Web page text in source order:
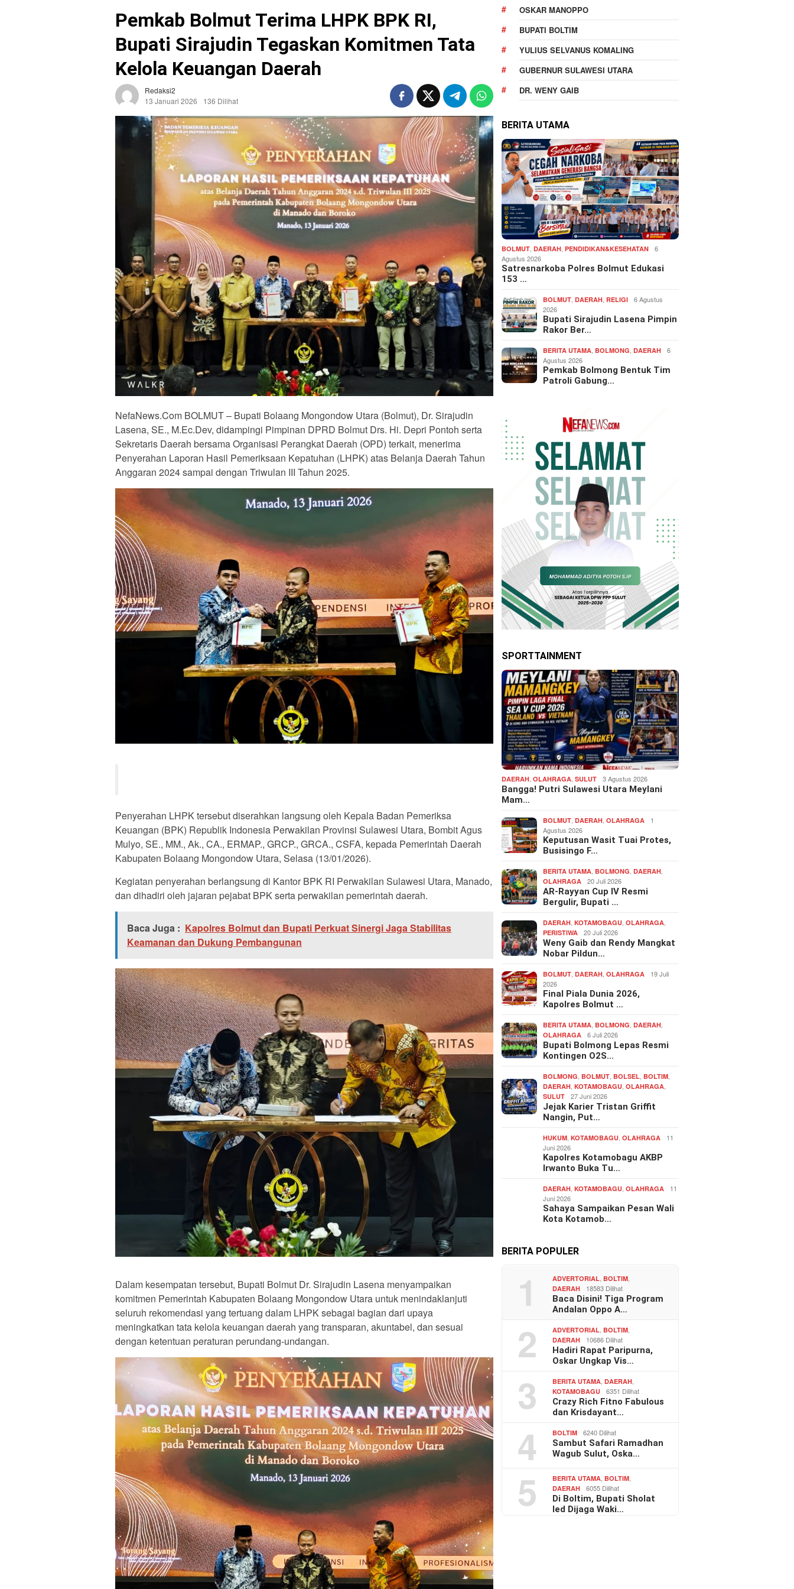
Pemkab Bolmut Terima LHPK BPK RI,
Bupati Sirajudin Tegaskan Komitmen Tata
Kelola Keuangan Daerah
Redaksi2
13 Januari 2026
136 Dilihat
NefaNews.Com BOLMUT – Bupati Bolaang Mongondow Utara (Bolmut), Dr. Sirajudin
Lasena, SE., M.Ec.Dev, didampingi Pimpinan DPRD Bolmut Drs. Hi. Depri Pontoh serta
Sekretaris Daerah bersama Organisasi Perangkat Daerah (OPD) terkait, menerima
Penyerahan Laporan Hasil Pemeriksaan Kepatuhan (LHPK) atas Belanja Daerah Tahun
Anggaran 2024 sampai dengan Triwulan III Tahun 2025.
Penyerahan LHPK tersebut diserahkan langsung oleh Kepala Badan Pemeriksa
Keuangan (BPK) Republik Indonesia Perwakilan Provinsi Sulawesi Utara, Bombit Agus
Mulyo, SE., MM., Ak., CA., ERMAP., GRCP., GRCA., CSFA, kepada Pemerintah Daerah
Kabupaten Bolaang Mongondow Utara, Selasa (13/01/2026).
Kegiatan penyerahan berlangsung di Kantor BPK RI Perwakilan Sulawesi Utara, Manado,
dan dihadiri oleh jajaran pejabat BPK serta perwakilan pemerintah daerah.
Baca Juga : Kapolres Bolmut dan Bupati Perkuat Sinergi Jaga Stabilitas
Keamanan dan Dukung Pembangunan
Dalam kesempatan tersebut, Bupati Bolmut Dr. Sirajudin Lasena menyampaikan
komitmen Pemerintah Kabupaten Bolaang Mongondow Utara untuk menindaklanjuti
seluruh rekomendasi yang tertuang dalam LHPK sebagai bagian dari upaya
meningkatkan tata kelola keuangan daerah yang transparan, akuntabel, dan sesuai
dengan ketentuan peraturan perundang-undangan.
OSKAR MANOPPO
BUPATI BOLTIM
YULIUS SELVANUS KOMALING
GUBERNUR SULAWESI UTARA
DR. WENY GAIB
BERITA UTAMA
BOLMUT ,DAERAH ,PENDIDIKAN&KESEHATAN
6
Agustus 2026
Satresnarkoba Polres Bolmut Edukasi
153 …
BOLMUT ,DAERAH ,RELIGI
6 Agustus
2026
Bupati Sirajudin Lasena Pimpin
Rakor Ber…
BERITA UTAMA BOLMONG ,DAERAH
6
Agustus 2026
Pemkab Bolmong Bentuk Tim
Patroli Gabung…
SPORTTAINMENT
DAERAH,OLAHRAGA,SULUT 3 Agustus 2026
Bangga! Putri Sulawesi Utara Meylani
Mam…
BOLMUT,DAERAH,OLAHRAGA
1
Agustus 2026
Keputusan Wasit Tuai Protes,
Busisingo F…
BERITA UTAMA, BOLMONG,DAERAH,
OLAHRAGA 20 Juli 2026
AR-Rayyan Cup IV Resmi
Bergulir, Bupati …
DAERAH,KOTAMOBAGU,OLAHRAGA,
PERISTIWA 20 Juli 2026
Weny Gaib dan Rendy Mangkat
Nobar Pildun…
BOLMUT,DAERAH,OLAHRAGA
19 Juli
2026
Final Piala Dunia 2026,
Kapolres Bolmut …
BERITA UTAMA, BOLMONG,DAERAH,
OLAHRAGA 6 Juli 2026
Bupati Bolmong Lepas Resmi
Kontingen O2S…
BOLMONG, BOLMUT, BOLSEL, BOLTIM,
DAERAH,KOTAMOBAGU,OLAHRAGA,
SULUT 27 Juni 2026
Jejak Karier Tristan Griffit
Nangin, Put…
HUKUM,KOTAMOBAGU,OLAHRAGA
11
Juni 2026
Kapolres Kotamobagu AKBP
Irwanto Buka Tu…
DAERAH,KOTAMOBAGU,OLAHRAGA
11
Juni 2026
Sahaya Sampaikan Pesan Wali
Kota Kotamob…
BERITA POPULER
1 ADVERTORIAL, BOLTIM,
DAERAH 18583 Dilihat
Baca Disini! Tiga Program
Andalan Oppo A…
2 ADVERTORIAL, BOLTIM,
DAERAH 10686 Dilihat
Hadiri Rapat Paripurna,
Oskar Ungkap Vis…
3 BERITA UTAMA,DAERAH,
KOTAMOBAGU 6351 Dilihat
Crazy Rich Fitno Fabulous
dan Krisdayant…
4 BOLTIM 6240 Dilihat
Sambut Safari Ramadhan
Wagub Sulut, Oska…
5 BERITA UTAMA, BOLTIM,
DAERAH 6055 Dilihat
Di Boltim, Bupati Sholat
Ied Dijaga Waki…